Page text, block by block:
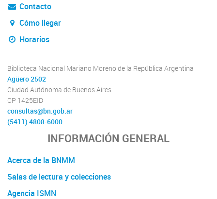
Contacto
Cómo llegar
Horarios
Biblioteca Nacional Mariano Moreno de la República Argentina
Agüero 2502
Ciudad Autónoma de Buenos Aires
CP 1425EID
consultas@bn.gob.ar
(5411) 4808-6000
INFORMACIÓN GENERAL
Acerca de la BNMM
Salas de lectura y colecciones
Agencia ISMN